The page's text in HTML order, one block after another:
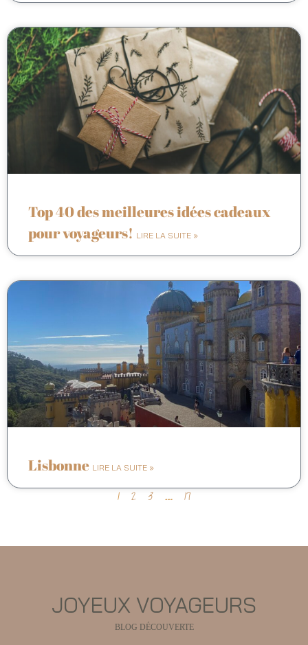
Top 40 des meilleures idées cadeaux
pour voyageurs! LIRE LA SUITE »
Lisbonne LIRE LA SUITE »
1 2 3 … 17
JOYEUX VOYAGEURS
BLOG DÉCOUVERTE